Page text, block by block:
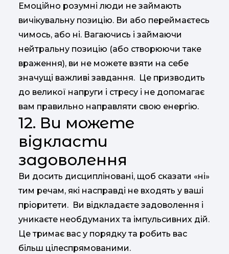
Емоційно розумні люди не займають
вичікувальну позицію. Ви або переймаєтесь
чимось, або ні. Вагаючись і займаючи
нейтральну позицію (або створюючи таке
враження), ви не можете взяти на себе
значущі важливі завдання. Це призводить
до великої напруги і стресу і не допомагає
вам правильно направляти свою енергію.
12. Ви можете
відкласти
задоволення
Ви досить дисципліновані, щоб сказати «ні»
тим речам, які насправді не входять у ваші
пріоритети. Ви відкладаєте задоволення і
уникаєте необдуманих та імпульсивних дій.
Це тримає вас у порядку та робить вас
більш цілеспрямованими.